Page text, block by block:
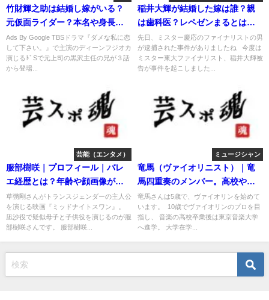
竹財輝之助は結婚し嫁がいる？
元仮面ライダー？本名や身長？
子供は？
Ads By Google TBSドラマ『ダメな私に恋
して下さい。』で主演のディーンフジオカ
演じるﾄﾞSで元上司の黒沢主任の兄が３話
から登場...
稲井大輝が結婚した嫁は誰？親
は歯科医？レペゼンまるとは親
友！
先日、ミスター慶応のファイナリストの男
が逮捕された事件がありましたね 今度は
ミスター東大ファイナリスト、稲井大輝被
告が事件を起こしました...
芸能（エンタメ）
服部樹咲｜プロフィール｜バレ
エ経歴とは？年齢や顔画像が判
明。
草彅剛さんがトランスジェンダーの主人公
を演じる映画『ミッドナイトスワン』。
凪沙役で疑似母子と子供役を演じるのが服
部樹咲さんです。 服部樹咲...
ミュージシャン
竜馬（ヴァイオリニスト）｜竜
馬四重奏のメンバー。高校や大
学・結婚は？
竜馬さんは5歳で、ヴァイオリンを始めて
います。 ‬ ‪10歳でヴァイオリンのプロを目
指し、 音楽の高校卒業後は東京音楽大学
へ進学。 大学在学...